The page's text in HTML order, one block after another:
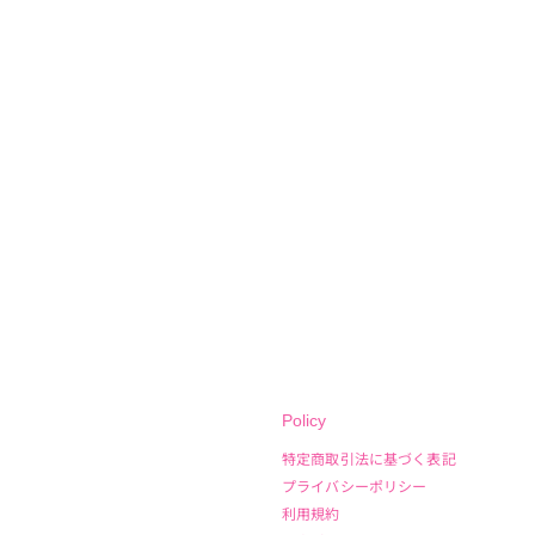
Policy
特定商取引法に基づく表記
プライバシーポリシー
利用規約